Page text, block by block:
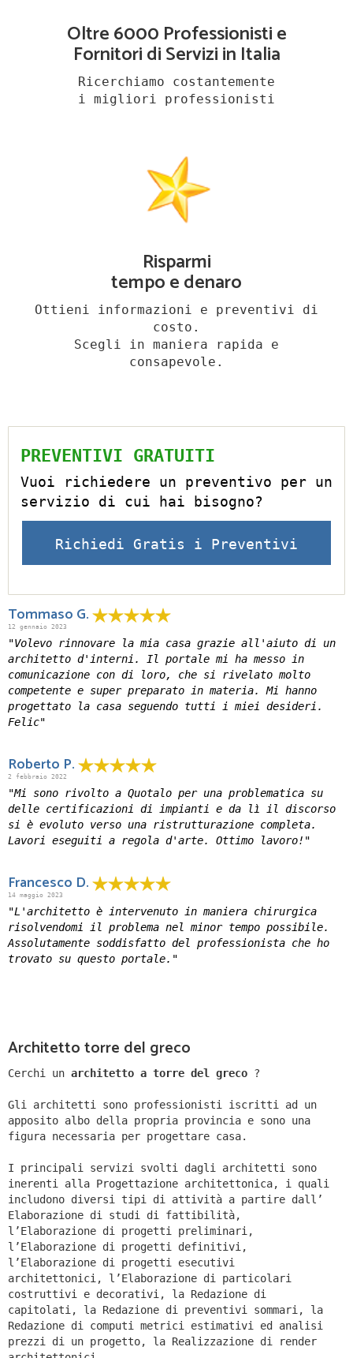
Oltre 6000 Professionisti e
Fornitori di Servizi in Italia
Ricerchiamo costantemente
i migliori professionisti
Risparmi
tempo e denaro
Ottieni informazioni e preventivi di
costo.
Scegli in maniera rapida e
consapevole.
PREVENTIVI GRATUITI
Vuoi richiedere un preventivo per un
servizio di cui hai bisogno?
Richiedi Gratis i Preventivi
Tommaso G.
12 gennaio 2023
"Volevo rinnovare la mia casa grazie all'aiuto di un
architetto d'interni. Il portale mi ha messo in
comunicazione con di loro, che si rivelato molto
competente e super preparato in materia. Mi hanno
progettato la casa seguendo tutti i miei desideri.
Felic"
Roberto P.
2 febbraio 2022
"Mi sono rivolto a Quotalo per una problematica su
delle certificazioni di impianti e da lì il discorso
si è evoluto verso una ristrutturazione completa.
Lavori eseguiti a regola d'arte. Ottimo lavoro!"
Francesco D.
14 maggio 2023
"L'architetto è intervenuto in maniera chirurgica
risolvendomi il problema nel minor tempo possibile.
Assolutamente soddisfatto del professionista che ho
trovato su questo portale."
Architetto torre del greco
Cerchi un architetto a torre del greco ?
Gli architetti sono professionisti iscritti ad un
apposito albo della propria provincia e sono una
figura necessaria per progettare casa.
I principali servizi svolti dagli architetti sono
inerenti alla Progettazione architettonica, i quali
includono diversi tipi di attività a partire dall’
Elaborazione di studi di fattibilità,
l’Elaborazione di progetti preliminari,
l’Elaborazione di progetti definitivi,
l’Elaborazione di progetti esecutivi
architettonici, l’Elaborazione di particolari
costruttivi e decorativi, la Redazione di
capitolati, la Redazione di preventivi sommari, la
Redazione di computi metrici estimativi ed analisi
prezzi di un progetto, la Realizzazione di render